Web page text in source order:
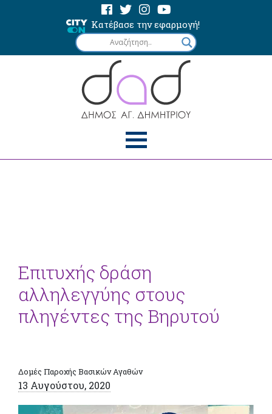
Κατέβασε την εφαρμογή!
Επιτυχής δράση
αλληλεγγύης στους
πληγέντες της Βηρυτού
Δομές Παροχής Βασικών Αγαθών
13 Αυγούστου, 2020